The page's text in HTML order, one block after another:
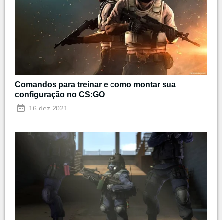
Comandos para treinar e como montar sua
configuração no CS:GO
16 dez 2021